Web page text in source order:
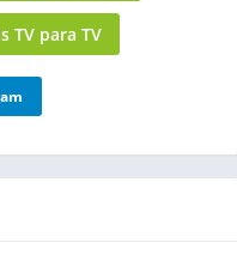
TV para TV